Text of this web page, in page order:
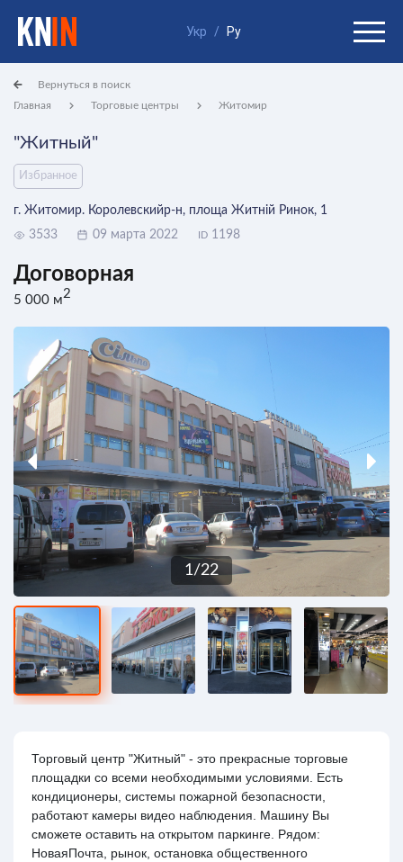
Укр / Ру
Главная Торговые центры Житомир
Вернуться в поиск
"Житный"
Избранное
г. Житомир. Королевскийр-н, площа Житній Ринок, 1
3533
09 марта 2022 ID 1198
Договорная
5 000 м2
1/22
Торговый центр "Житный" - это прекрасные торговые
площадки со всеми необходимыми условиями. Есть
кондиционеры, системы пожарной безопасности,
работают камеры видео наблюдения. Машину Вы
сможете оставить на открытом паркинге. Рядом:
НоваяПочта, рынок, остановка общественного